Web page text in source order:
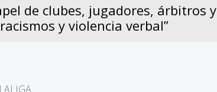
de clubes, jugadores, árbitros y
y violencia verbal”